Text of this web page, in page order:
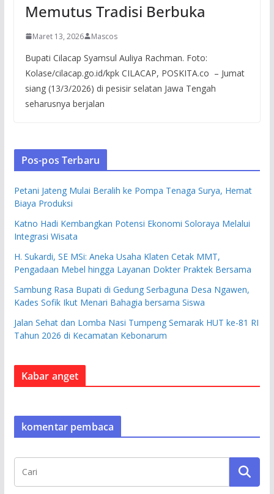
Memutus Tradisi Berbuka
Maret 13, 2026 Mascos
Bupati Cilacap Syamsul Auliya Rachman. Foto:
Kolase/cilacap.go.id/kpk CILACAP, POSKITA.co – Jumat
siang (13/3/2026) di pesisir selatan Jawa Tengah
seharusnya berjalan
Pos-pos Terbaru
Petani Jateng Mulai Beralih ke Pompa Tenaga Surya, Hemat
Biaya Produksi
Katno Hadi Kembangkan Potensi Ekonomi Soloraya Melalui
Integrasi Wisata
H. Sukardi, SE MSi: Aneka Usaha Klaten Cetak MMT,
Pengadaan Mebel hingga Layanan Dokter Praktek Bersama
Sambung Rasa Bupati di Gedung Serbaguna Desa Ngawen,
Kades Sofik Ikut Menari Bahagia bersama Siswa
Jalan Sehat dan Lomba Nasi Tumpeng Semarak HUT ke-81 RI
Tahun 2026 di Kecamatan Kebonarum
Kabar anget
komentar pembaca